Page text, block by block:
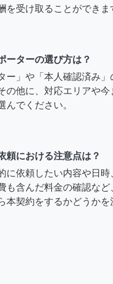
を受け取ることができま
ーターの選び方は？
ー」や「本人確認済み
の他に、対応エリアや今
んでください。
頼における注意点は？
に依頼したい内容や日
も含んだ料金の確認など
本契約をするかどうかを